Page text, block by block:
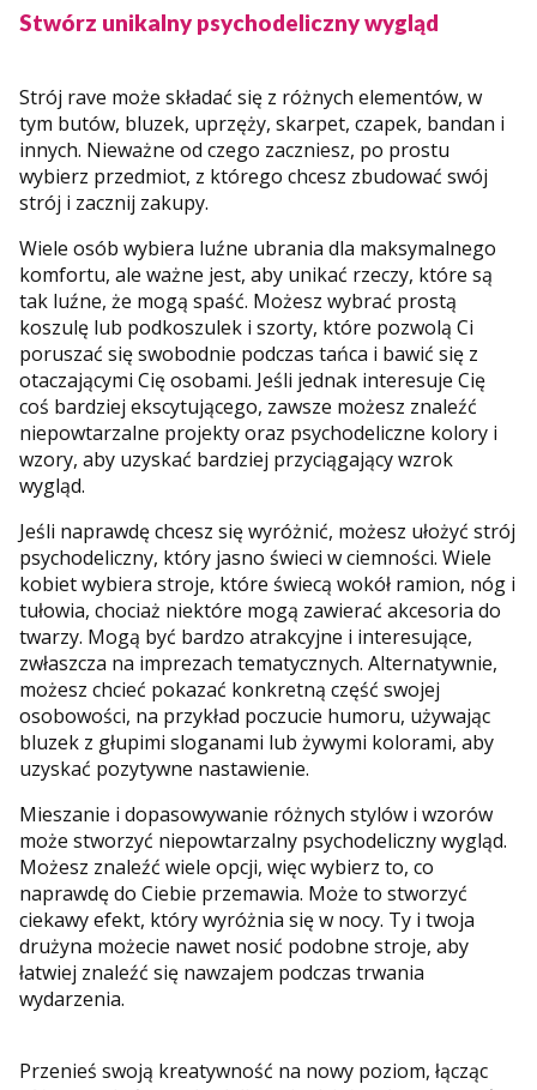
Stwórz unikalny psychodeliczny wygląd
Strój rave może składać się z różnych elementów, w
tym butów, bluzek, uprzęży, skarpet, czapek, bandan i
innych. Nieważne od czego zaczniesz, po prostu
wybierz przedmiot, z którego chcesz zbudować swój
strój i zacznij zakupy.
Wiele osób wybiera luźne ubrania dla maksymalnego
komfortu, ale ważne jest, aby unikać rzeczy, które są
tak luźne, że mogą spaść. Możesz wybrać prostą
koszulę lub podkoszulek i szorty, które pozwolą Ci
poruszać się swobodnie podczas tańca i bawić się z
otaczającymi Cię osobami. Jeśli jednak interesuje Cię
coś bardziej ekscytującego, zawsze możesz znaleźć
niepowtarzalne projekty oraz psychodeliczne kolory i
wzory, aby uzyskać bardziej przyciągający wzrok
wygląd.
Jeśli naprawdę chcesz się wyróżnić, możesz ułożyć strój
psychodeliczny, który jasno świeci w ciemności. Wiele
kobiet wybiera stroje, które świecą wokół ramion, nóg i
tułowia, chociaż niektóre mogą zawierać akcesoria do
twarzy. Mogą być bardzo atrakcyjne i interesujące,
zwłaszcza na imprezach tematycznych. Alternatywnie,
możesz chcieć pokazać konkretną część swojej
osobowości, na przykład poczucie humoru, używając
bluzek z głupimi sloganami lub żywymi kolorami, aby
uzyskać pozytywne nastawienie.
Mieszanie i dopasowywanie różnych stylów i wzorów
może stworzyć niepowtarzalny psychodeliczny wygląd.
Możesz znaleźć wiele opcji, więc wybierz to, co
naprawdę do Ciebie przemawia. Może to stworzyć
ciekawy efekt, który wyróżnia się w nocy. Ty i twoja
drużyna możecie nawet nosić podobne stroje, aby
łatwiej znaleźć się nawzajem podczas trwania
wydarzenia.
Przenieś swoją kreatywność na nowy poziom, łącząc